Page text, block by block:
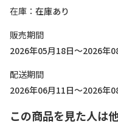
在庫
在庫あり
販売期間
2026年05月18日～2026年
配送期間
2026年06月11日～2026年
この商品を見た人は